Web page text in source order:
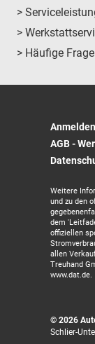
>
>
> Häufige
Anmelden
AGB -
Weitere
und zu den
dem
offiziellen
allen
Treuhand
www.dat.de.
© 2026
Schlier-